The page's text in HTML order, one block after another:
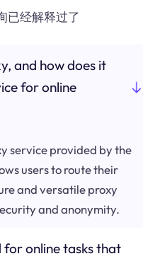
已经解释过了
and how does it
for online
service provided by the
users to route their
and versatile proxy
and anonymity.
for online tasks that